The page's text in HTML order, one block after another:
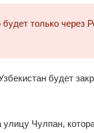
только через
будет
Чулпан,